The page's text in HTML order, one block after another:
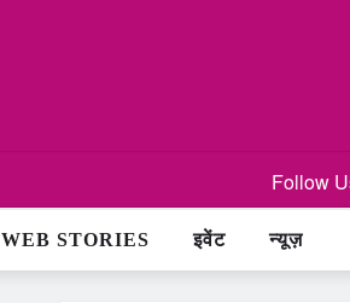
Follow
WEB STORIES इवेंट न्यूज़